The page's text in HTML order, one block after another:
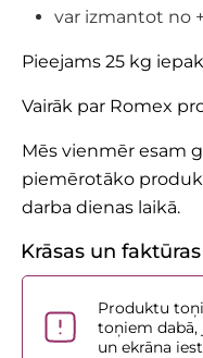
var izmantot no
Pieejams 25 kg
Vairāk par Romex
Mēs vienmēr esam
piemērotāko
darba dienas laikā.
Krāsas un faktūras
Produktu
toņiem
un ekrāna